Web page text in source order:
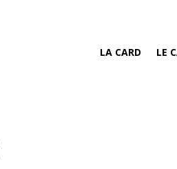
LA CARD LE